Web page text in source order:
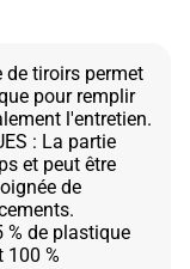
de tiroirs permet
pour remplir
l'entretien.
: La partie
et peut être
de
% de plastique
100 %